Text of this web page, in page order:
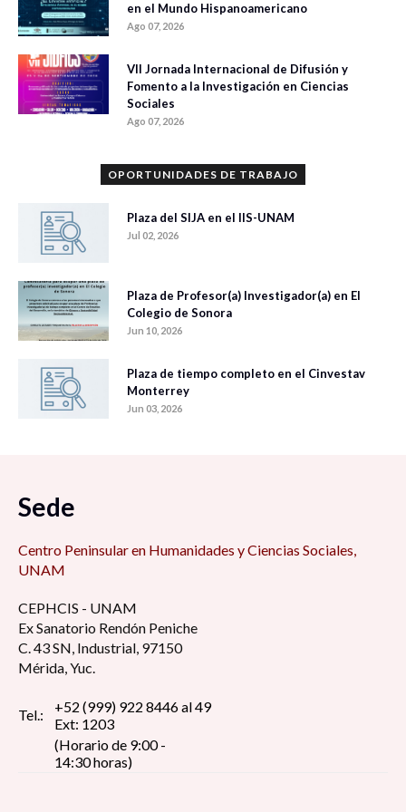
en el Mundo Hispanoamericano
Ago 07, 2026
VII Jornada Internacional de Difusión y
Fomento a la Investigación en Ciencias
Sociales
Ago 07, 2026
OPORTUNIDADES DE TRABAJO
Plaza del SIJA en el IIS-UNAM
Jul 02, 2026
Plaza de Profesor(a) Investigador(a) en El
Colegio de Sonora
Jun 10, 2026
Plaza de tiempo completo en el Cinvestav
Monterrey
Jun 03, 2026
Sede
Centro Peninsular en Humanidades y Ciencias Sociales,
UNAM
CEPHCIS - UNAM
Ex Sanatorio Rendón Peniche
C. 43 SN, Industrial, 97150
Mérida, Yuc.
Tel.:
+52 (999) 922 8446 al 49
Ext: 1203
(Horario de 9:00 -
14:30 horas)